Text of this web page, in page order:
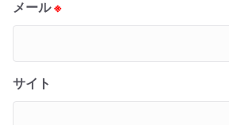
メール※
サイト